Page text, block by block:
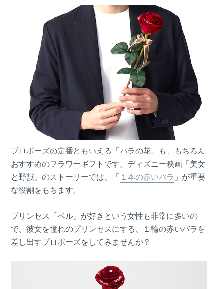
プロポーズの定番ともいえる「バラの花」も、もちろん
おすすめのフラワーギフトです。ディズニー映画「美女
と野獣」のストーリーでは、「 １本の赤いバラ 」が重要
な役割をもちます。
プリンセス「ベル」が好きという女性も非常に多いの
で、彼女を憧れのプリンセスにする、１輪の赤いバラを
差し出すプロポーズをしてみませんか？